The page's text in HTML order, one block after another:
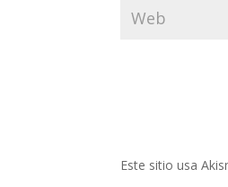
Este sitio usa